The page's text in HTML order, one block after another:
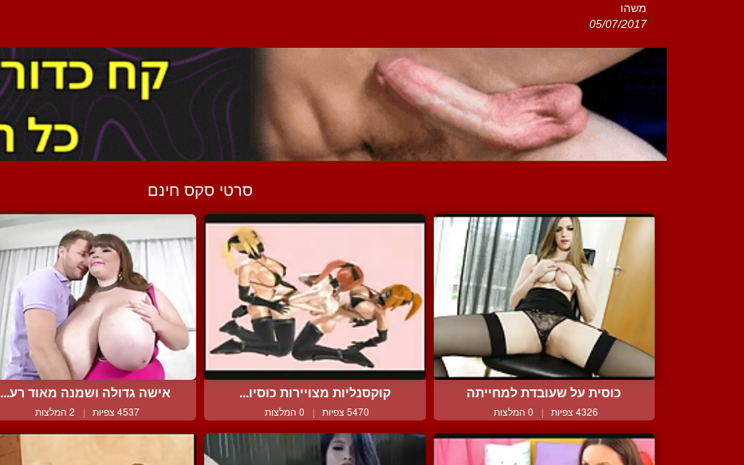
משהו
05/07/2017
סרטי סקס חינם
כוסית על שעובדת למחייתה
4326 צפיות | 0 המלצות
קוקסנליות מצויירות כוסיו...
5470 צפיות | 0 המלצות
אישה גדולה ושמנה מאוד רע...
4537 צפיות | 2 המלצות